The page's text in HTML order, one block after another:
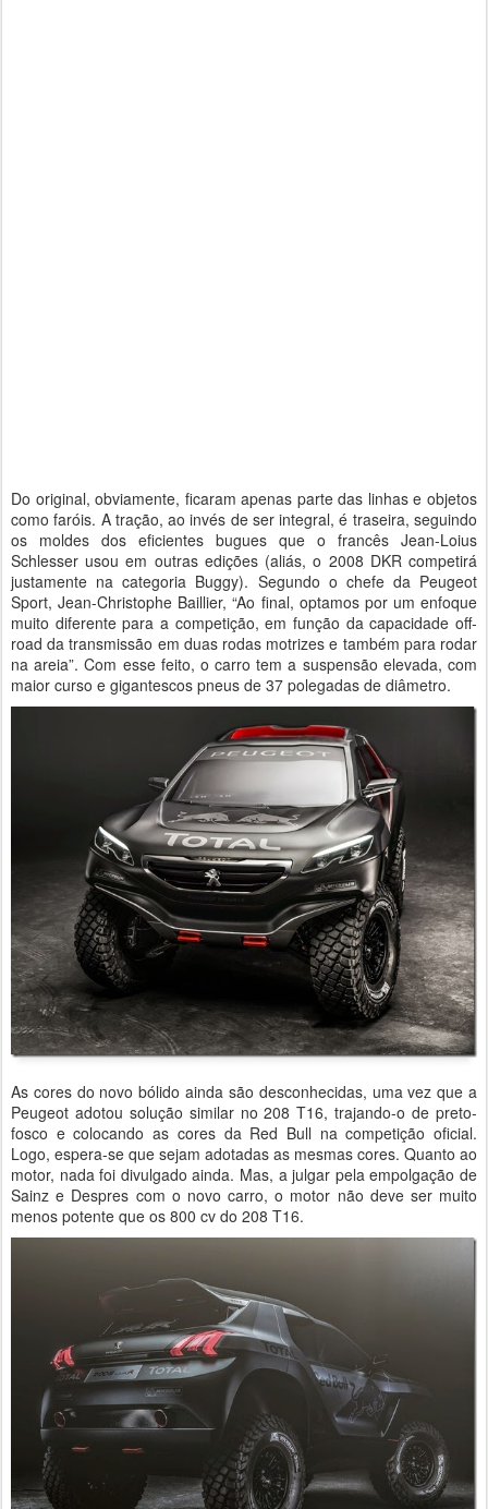
Do original, obviamente, ficaram apenas parte das linhas e objetos
como faróis. A tração, ao invés de ser integral, é traseira, seguindo
os moldes dos eficientes bugues que o francês Jean-Loius
Schlesser usou em outras edições (aliás, o 2008 DKR competirá
justamente na categoria Buggy). Segundo o chefe da Peugeot
Sport, Jean-Christophe Baillier, “Ao final, optamos por um enfoque
muito diferente para a competição, em função da capacidade off-
road da transmissão em duas rodas motrizes e também para rodar
na areia”. Com esse feito, o carro tem a suspensão elevada, com
maior curso e gigantescos pneus de 37 polegadas de diâmetro.
As cores do novo bólido ainda são desconhecidas, uma vez que a
Peugeot adotou solução similar no 208 T16, trajando-o de preto-
fosco e colocando as cores da Red Bull na competição oficial.
Logo, espera-se que sejam adotadas as mesmas cores. Quanto ao
motor, nada foi divulgado ainda. Mas, a julgar pela empolgação de
Sainz e Despres com o novo carro, o motor não deve ser muito
menos potente que os 800 cv do 208 T16.